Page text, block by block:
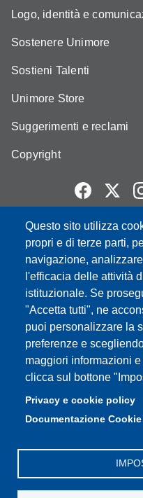
Questo sito utilizza
propri e di terze parti,
navigazione,
l'efficacia delle attività
istituzionale. Se
"Accetta tutti", ne
puoi personalizzare la
preferenze e
maggiori informazioni
clicca sul bottone
Privacy e cookie policy
Documentazione Cookie
Logo, identità e
Sostenere Unimore
Sostieni Talenti
Unimore Store
Suggerimenti e reclami
Copyright
Partita IVA: 00427620364
e-mail: urp@unimore.it
PEC: primo contatto:
Indirizzo ReGIndE per
Sede di Modena: Via
2056511 - Fax 059 245156
Sede di Reggio Emilia:
Emilia, Tel. 0522 523041 -